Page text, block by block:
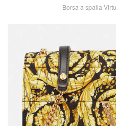
Borsa a spalla